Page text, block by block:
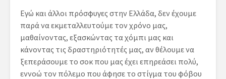
Εγώ και άλλοι πρόσφυγες στην Ελλάδα, δεν έχουμε
παρά να εκμεταλλευτούμε τον χρόνο μας,
μαθαίνοντας, εξασκώντας τα χόμπι μας και
κάνοντας τις δραστηριότητές μας, αν θέλουμε να
ξεπεράσουμε το σοκ που μας έχει επηρεάσει πολύ,
εννοώ τον πόλεμο που άφησε το στίγμα του φόβου